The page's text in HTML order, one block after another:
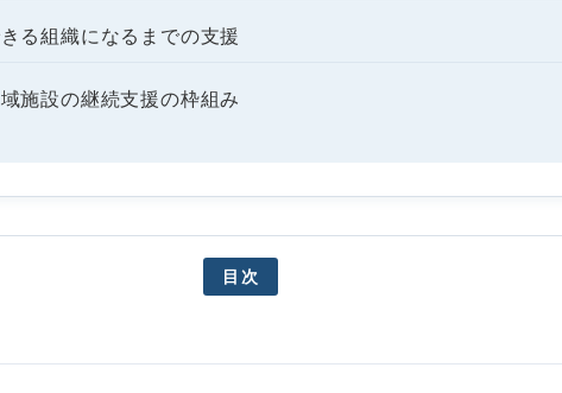
る組織になるまでの支援
施設の継続支援の枠組み
目次